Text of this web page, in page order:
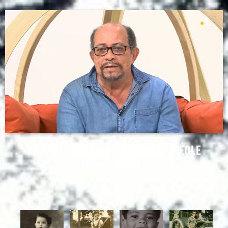
RAPHAEL CONFIANT, ÉCRIVAIN CRÉOLE